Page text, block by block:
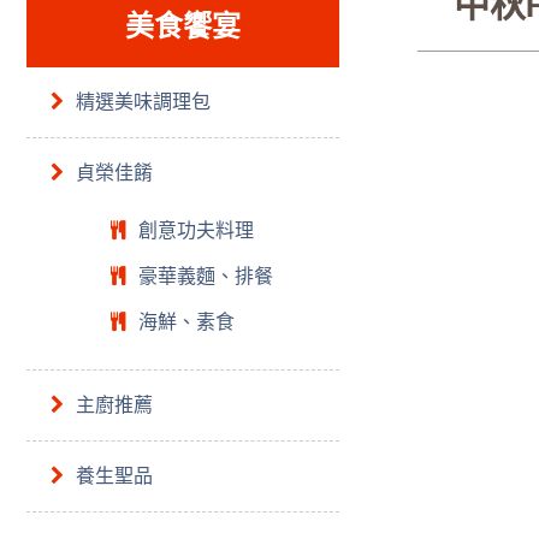
美食饗宴
精選美味調理包
貞榮佳餚
創意功夫料理
豪華義麵、排餐
海鮮、素食
主廚推薦
養生聖品
中秋